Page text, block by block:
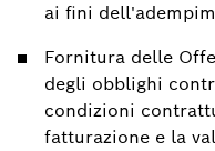
ai fini
Fornitura delle
degli obblighi
condizioni
fatturazione e la